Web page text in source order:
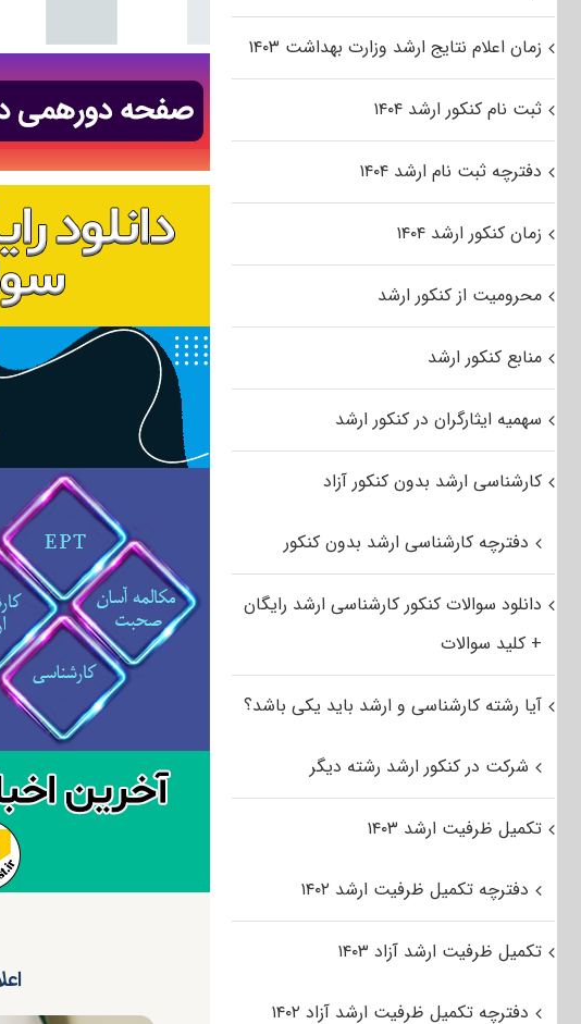
زمان اعلام نتایج ارشد وزارت بهداشت ۱۴۰۳
ثبت نام کنکور ارشد ۱۴۰۴
دفترچه ثبت نام ارشد ۱۴۰۴
زمان کنکور ارشد ۱۴۰۴
محرومیت از کنکور ارشد
منابع کنکور ارشد
سهمیه ایثارگران در کنکور ارشد
کارشناسی ارشد بدون کنکور آزاد
دفترچه کارشناسی ارشد بدون کنکور
دانلود سوالات کنکور کارشناسی ارشد رایگان
+ کلید سوالات
آیا رشته کارشناسی و ارشد باید یکی باشد؟
شرکت در کنکور ارشد رشته دیگر
تکمیل ظرفیت ارشد ۱۴۰۳
دفترچه تکمیل ظرفیت ارشد ۱۴۰۲
تکمیل ظرفیت ارشد آزاد ۱۴۰۳
دفترچه تکمیل ظرفیت ارشد آزاد ۱۴۰۲